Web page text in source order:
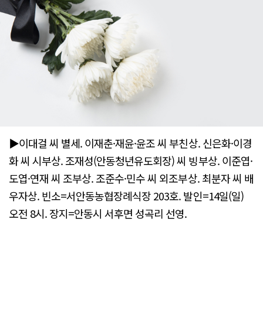
▶이대걸 씨 별세. 이재춘·재윤·윤조 씨 부친상. 신은화·이경
화 씨 시부상. 조재성(안동청년유도회장) 씨 빙부상. 이준엽·
도엽·연재 씨 조부상. 조준수·민수 씨 외조부상. 최분자 씨 배
우자상. 빈소=서안동농협장례식장 203호. 발인=14일(일)
오전 8시. 장지=안동시 서후면 성곡리 선영.